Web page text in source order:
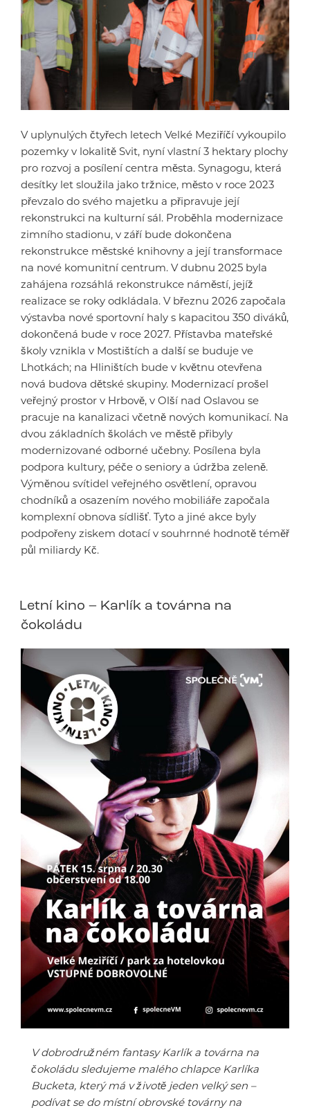
V uplynulých čtyřech letech Velké Meziříčí vykoupilo
pozemky v lokalitě Svit, nyní vlastní 3 hektary plochy
pro rozvoj a posílení centra města. Synagogu, která
desítky let sloužila jako tržnice, město v roce 2023
převzalo do svého majetku a připravuje její
rekonstrukci na kulturní sál. Proběhla modernizace
zimního stadionu, v září bude dokončena
rekonstrukce městské knihovny a její transformace
na nové komunitní centrum. V dubnu 2025 byla
zahájena rozsáhlá rekonstrukce náměstí, jejíž
realizace se roky odkládala. V březnu 2026 započala
výstavba nové sportovní haly s kapacitou 350 diváků,
dokončená bude v roce 2027. Přístavba mateřské
školy vznikla v Mostištích a další se buduje ve
Lhotkách; na Hliništích bude v květnu otevřena
nová budova dětské skupiny. Modernizací prošel
veřejný prostor v Hrbově, v Olší nad Oslavou se
pracuje na kanalizaci včetně nových komunikací. Na
dvou základních školách ve městě přibyly
modernizované odborné učebny. Posílena byla
podpora kultury, péče o seniory a údržba zeleně.
Výměnou svítidel veřejného osvětlení, opravou
chodníků a osazením nového mobiliáře započala
komplexní obnova sídlišť. Tyto a jiné akce byly
podpořeny ziskem dotací v souhrnné hodnotě téměř
půl miliardy Kč.
Letní kino – Karlík a továrna na
čokoládu
V dobrodružném fantasy Karlík a továrna na
čokoládu sledujeme malého chlapce Karlíka
Bucketa, který má v životě jeden velký sen –
podívat se do místní obrovské továrny na